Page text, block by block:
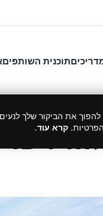
תוכנית השותפים
את הביקור שלך
קרא עוד.